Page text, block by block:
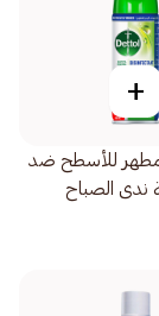
+
للأسطح ضد
ندى الصباح